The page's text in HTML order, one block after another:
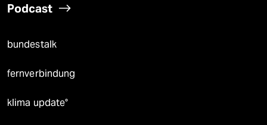
Podcast
bundestalk
fernverbindung
klima update°